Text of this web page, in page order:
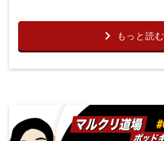
もっと読む